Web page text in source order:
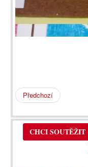
Předchozí
CHCI SOUTĚŽIT